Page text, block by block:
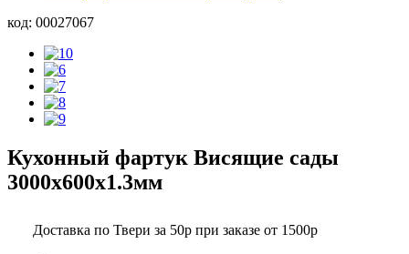
код: 00027067
Кухонный фартук Висящие сады
3000х600х1.3мм
Доставка по Твери за 50р при заказе от 1500р